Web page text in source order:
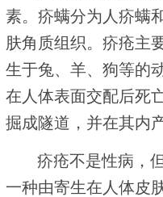
素。疥螨分为人疥螨
肤角质组织。疥疮主
生于兔、羊、狗等的
在人体表面交配后死
掘成隧道，并在其内
疥疮不是性病，
一种由寄生在人体皮